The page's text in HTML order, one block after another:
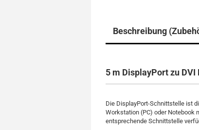
Beschreibung
5 m DisplayPort zu
Die DisplayPort-Schnittstelle ist
Workstation (PC) oder Notebook
entsprechende Schnittstelle